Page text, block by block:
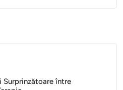
Surprinzătoare între